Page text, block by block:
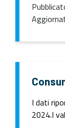
I dati
2024.I